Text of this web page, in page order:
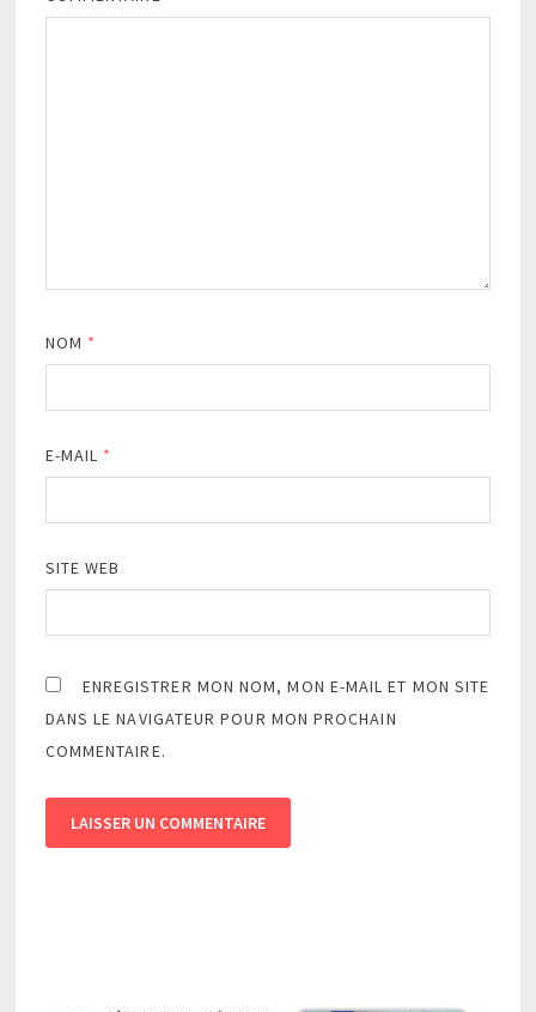
NOM *
E-MAIL *
SITE WEB
ENREGISTRER MON NOM, MON E-MAIL ET MON SITE
DANS LE NAVIGATEUR POUR MON PROCHAIN
COMMENTAIRE.